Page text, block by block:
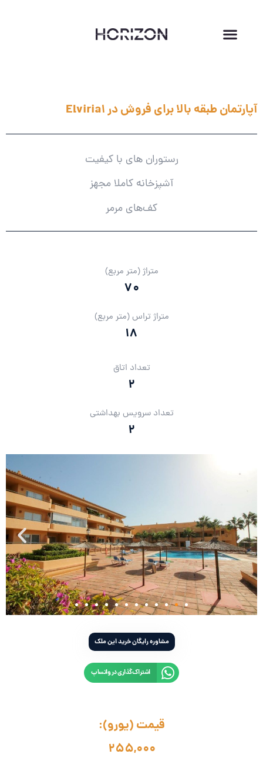
آپارتمان طبقه بالا برای فروش در Elviria1
رستوران های با کیفیت
آشپزخانه کاملا مجهز
کف‌های مرمر
متراژ (متر مربع)
70
متراژ تراس (متر مربع)
18
تعداد اتاق
2
تعداد سرویس بهداشتی
2
مشاوره رایگان خرید این ملک
اشتراک‌گذاری در واتساپ
قیمت (یورو):
255,000